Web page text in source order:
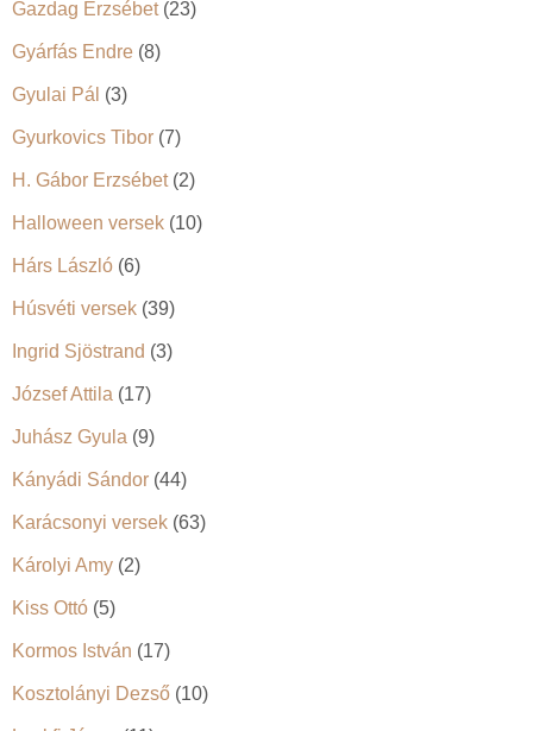
Gazdag Erzsébet(23)
Gyárfás Endre (8)
Gyulai Pál (3)
Gyurkovics Tibor (7)
H. Gábor Erzsébet(2)
Halloween versek (10)
Hárs László (6)
Húsvéti versek (39)
Ingrid Sjöstrand (3)
József Attila (17)
Juhász Gyula (9)
Kányádi Sándor (44)
Karácsonyi versek (63)
Károlyi Amy (2)
Kiss Ottó (5)
Kormos István (17)
Kosztolányi Dezső (10)